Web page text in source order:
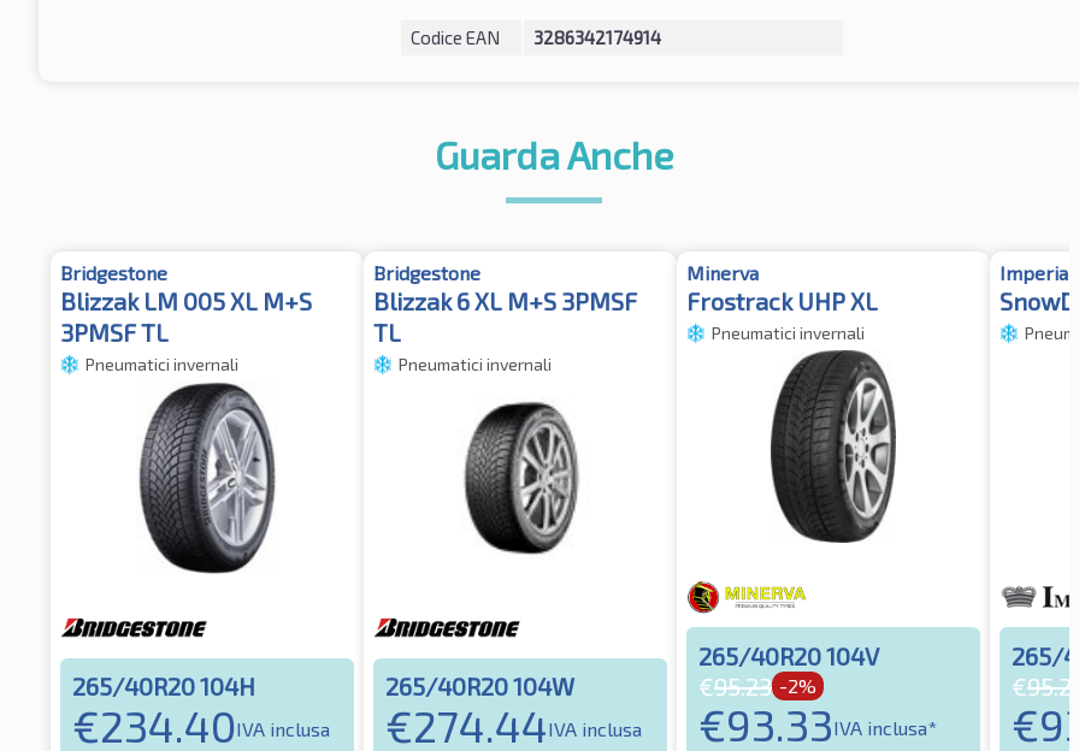
Codice EAN 3286342174914
Guarda Anche
Bridgestone
Blizzak LM 005 XL M+S
3PMSF TL
Pneumatici invernali
265/40R20 104H
€234.40IVA inclusa
Bridgestone
Blizzak 6 XL M+S 3PMSF
TL
Pneumatici invernali
265/40R20 104W
€274.44IVA inclusa
Minerva
Frostrack UHP XL
Pneumatici invernali
265/40R20 104V
€95.23 -2%
€93.33IVA inclusa*
Imperial
265/
€95.23
€